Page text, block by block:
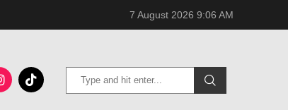
7 August 2026 9:06 AM